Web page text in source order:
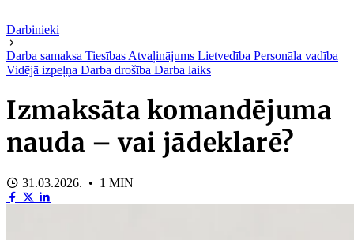
Darbinieki
Darba samaksa Tiesības Atvaļinājums Lietvedība Personāla vadība
Vidējā izpeļņa Darba drošība Darba laiks
Izmaksāta komandējuma
nauda – vai jādeklarē?
31.03.2026. • 1 MIN